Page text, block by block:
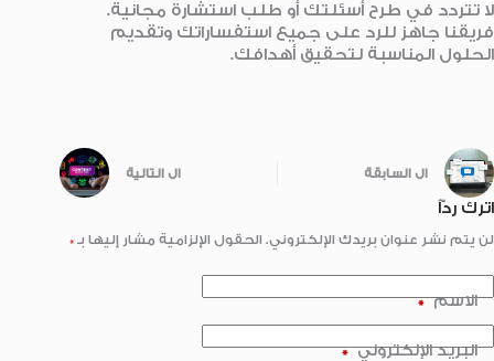
لا تتردد في طرح أسئلتك أو طلب استشارة مجانية.
فريقنا جاهز للرد على جميع استفساراتك وتقديم
الحلول المناسبة لتحقيق أهدافك.
ال السابقة ال التالية
اترك ردّاً
لن يتم نشر عنوان بريدك الإلكتروني. الحقول الإلزامية مشار إليها بـ *
الاسم*
البريد الإلكتروني*